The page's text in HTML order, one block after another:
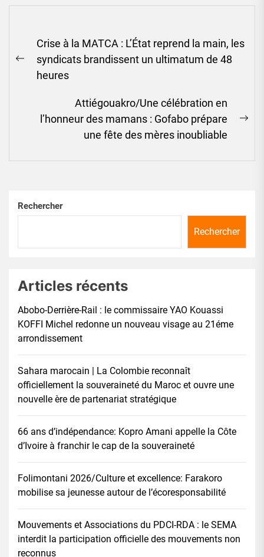
de
l’article
Previous
post:
Crise à la MATCA : L’État reprend la main, les
syndicats brandissent un ultimatum de 48
heures
Attiégouakro/Une célébration en
l’honneur des mamans : Gofabo prépare
une fête des mères inoubliable
Rechercher
Rechercher
Articles récents
Abobo-Derrière-Rail : le commissaire YAO Kouassi
KOFFI Michel redonne un nouveau visage au 21éme
arrondissement
Sahara marocain | La Colombie reconnaît
officiellement la souveraineté du Maroc et ouvre une
nouvelle ère de partenariat stratégique
66 ans d’indépendance: Kopro Amani appelle la Côte
d’Ivoire à franchir le cap de la souveraineté
Folimontani 2026/Culture et excellence: Farakoro
mobilise sa jeunesse autour de l’écoresponsabilité
Mouvements et Associations du PDCI-RDA : le SEMA
interdit la participation officielle des mouvements non
reconnus